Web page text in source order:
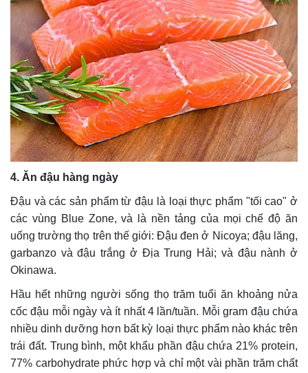
4. Ăn đậu hàng ngày
Đậu và các sản phẩm từ đậu là loại thực phẩm "tối cao" ở
các vùng Blue Zone, và là nền tảng của mọi chế độ ăn
uống trường thọ trên thế giới: Đậu đen ở Nicoya; đậu lăng,
garbanzo và đậu trắng ở Địa Trung Hải; và đậu nành ở
Okinawa.
Hầu hết những người sống thọ trăm tuổi ăn khoảng nửa
cốc đậu mỗi ngày và ít nhất 4 lần/tuần. Mỗi gram đậu chứa
nhiều dinh dưỡng hơn bất kỳ loại thực phẩm nào khác trên
trái đất. Trung bình, một khẩu phần đậu chứa 21% protein,
77% carbohydrate phức hợp và chỉ một vài phần trăm chất